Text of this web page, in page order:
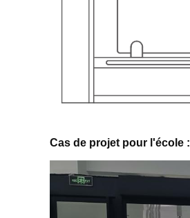
Cas de projet pour l'école :